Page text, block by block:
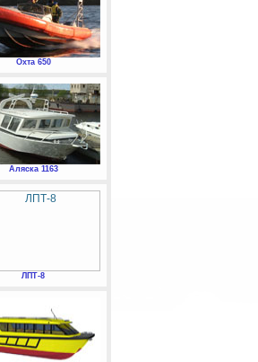
Охта 650
Аляска 1163
ЛПТ-8